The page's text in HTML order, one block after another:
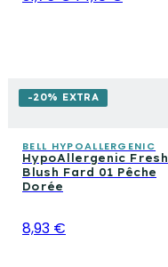
-20% EXTRA
BELL HYPOALLERGENIC
HypoAllergenic Fresh
Blush Fard 01 Pêche
Dorée
8,93 €